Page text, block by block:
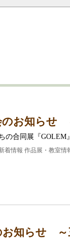
のお知らせ
の合同展『GOLEM
着情報 作品展・教室情
お知らせ ～